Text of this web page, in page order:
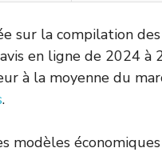
sur la compilation
en ligne de 2024 à
à la moyenne du
.
modèles